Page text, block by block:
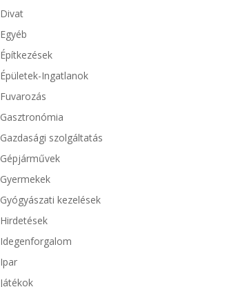
Divat
Egyéb
Építkezések
Épületek-Ingatlanok
Fuvarozás
Gasztronómia
Gazdasági szolgáltatás
Gépjárművek
Gyermekek
Gyógyászati kezelések
Hirdetések
Idegenforgalom
Ipar
Játékok